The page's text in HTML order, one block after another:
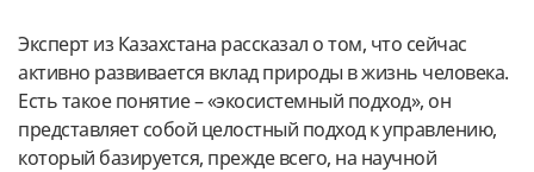
Эксперт из Казахстана рассказал о том, что сейчас
активно развивается вклад природы в жизнь человека.
Есть такое понятие – «экосистемный подход», он
представляет собой целостный подход к управлению,
который базируется, прежде всего, на научной